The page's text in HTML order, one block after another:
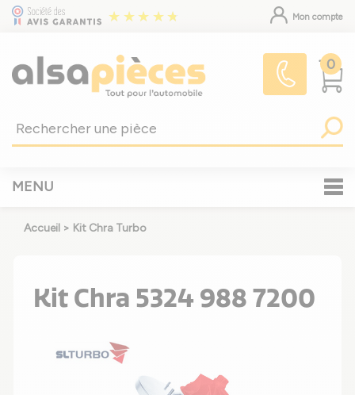
Mon compte
0
MENU
Accueil > Kit Chra Turbo
Kit Chra 5324 988 7200